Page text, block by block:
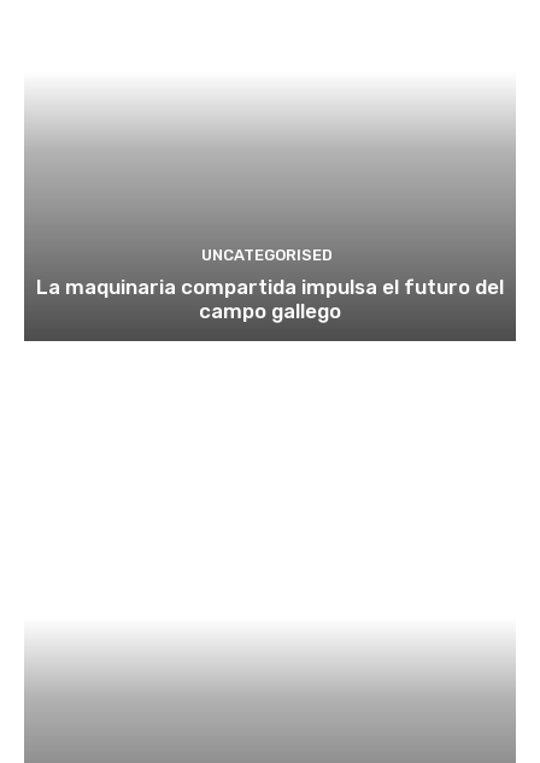
UNCATEGORISED
La maquinaria compartida impulsa el futuro del
campo gallego